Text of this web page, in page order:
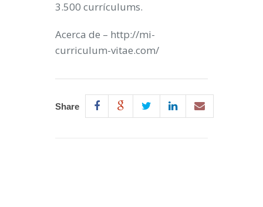
3.500 currículums.
Acerca de – http://mi-
curriculum-vitae.com/
Share